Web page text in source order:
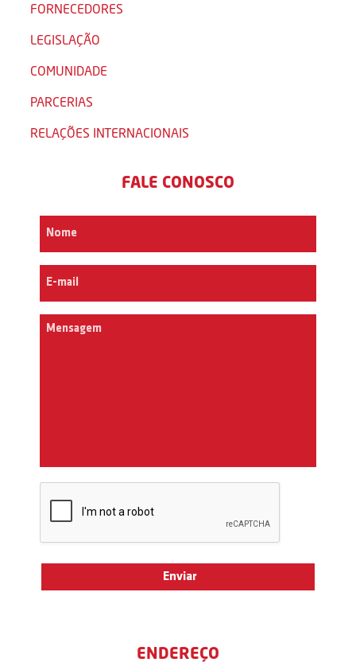
FORNECEDORES
LEGISLAÇÃO
COMUNIDADE
PARCERIAS
RELAÇÕES INTERNACIONAIS
FALE CONOSCO
ENDEREÇO